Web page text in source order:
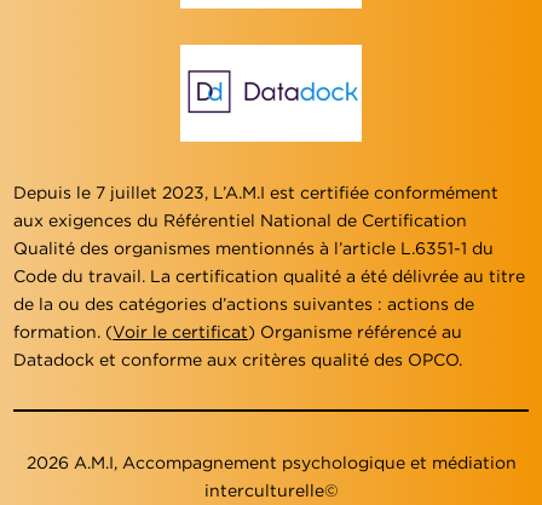
Depuis le 7 juillet 2023, L’A.M.I est certifiée conformément
aux exigences du Référentiel National de Certification
Qualité des organismes mentionnés à l’article L.6351-1 du
Code du travail. La certification qualité a été délivrée au titre
de la ou des catégories d’actions suivantes : actions de
formation. (Voir le certificat) Organisme référencé au
Datadock et conforme aux critères qualité des OPCO.
2026 A.M.I, Accompagnement psychologique et médiation
interculturelle©